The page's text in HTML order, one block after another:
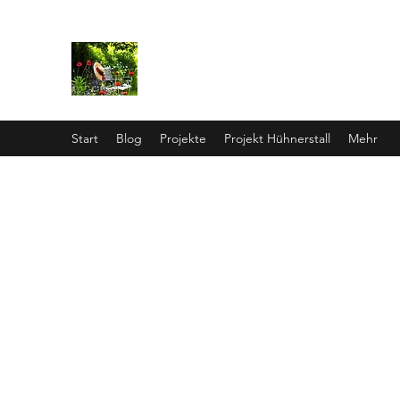
Start Blog Projekte Projekt Hühnerstall Mehr